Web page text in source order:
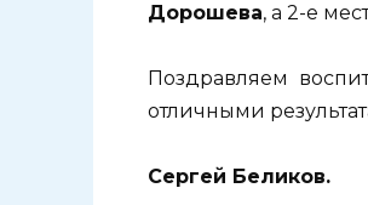
Дорошева, а 2-е
Поздравляем
отличными
Сергей Беликов.